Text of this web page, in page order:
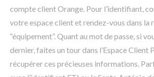
compte client Orange. Pour l’identifiant,
votre espace client et rendez-vous dans la
“équipement”. Quant au mot de passe, si
dernier, faites un tour dans l’Espace Client
récupérer ces précieuses informations.